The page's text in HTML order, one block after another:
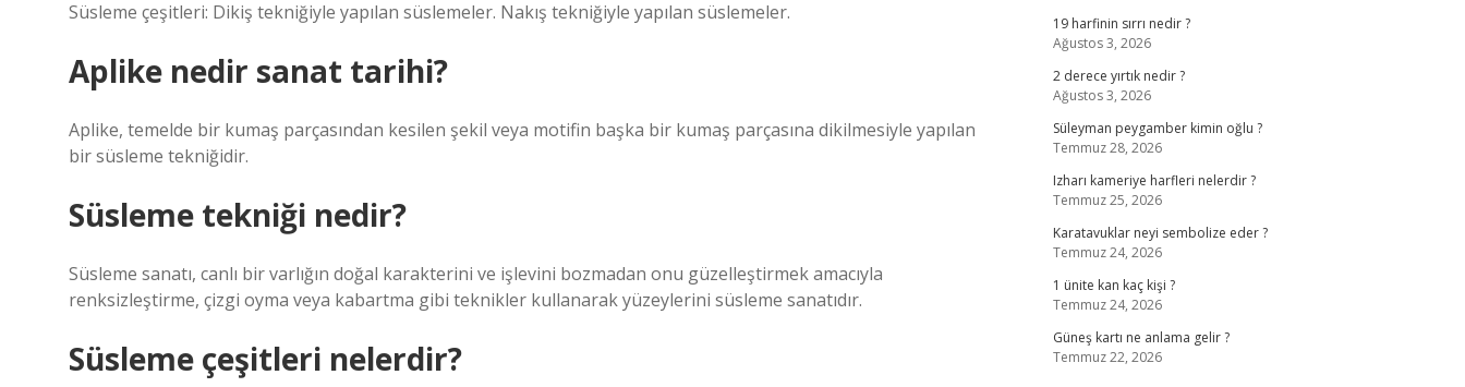
Süsleme çeşitleri: Dikiş tekniğiyle yapılan süslemeler. Nakış tekniğiyle yapılan süslemeler.
Aplike nedir sanat tarihi?
Aplike, temelde bir kumaş parçasından kesilen şekil veya motifin başka bir kumaş parçasına dikilmesiyle yapılan
bir süsleme tekniğidir.
Süsleme tekniği nedir?
Süsleme sanatı, canlı bir varlığın doğal karakterini ve işlevini bozmadan onu güzelleştirmek amacıyla
renksizleştirme, çizgi oyma veya kabartma gibi teknikler kullanarak yüzeylerini süsleme sanatıdır.
Süsleme çeşitleri nelerdir?
19 harfinin sırrı nedir ?
Ağustos 3, 2026
2 derece yırtık nedir ?
Ağustos 3, 2026
Süleyman peygamber kimin oğlu ?
Temmuz 28, 2026
Izharı kameriye harfleri nelerdir ?
Temmuz 25, 2026
Karatavuklar neyi sembolize eder ?
Temmuz 24, 2026
1 ünite kan kaç kişi ?
Temmuz 24, 2026
Güneş kartı ne anlama gelir ?
Temmuz 22, 2026